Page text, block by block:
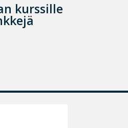
kurssille